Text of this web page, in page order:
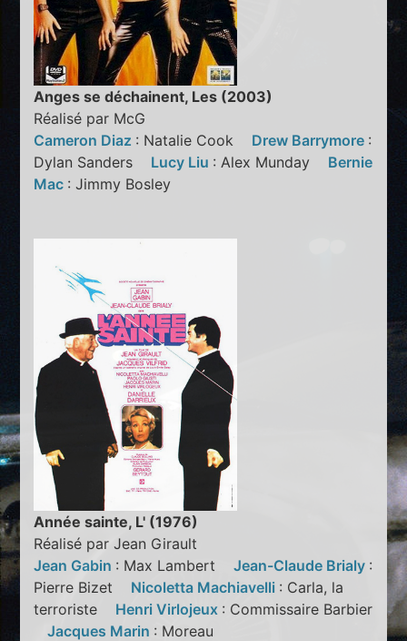
Anges se déchainent, Les (2003)
Réalisé par McG
Cameron Diaz : Natalie Cook Drew Barrymore :
Dylan Sanders Lucy Liu : Alex Munday Bernie
Mac : Jimmy Bosley
Année sainte, L' (1976)
Réalisé par Jean Girault
Jean Gabin : Max LambertJean-Claude Brialy :
Pierre Bizet Nicoletta Machiavelli : Carla, la
terroriste Henri Virlojeux : Commissaire Barbier
Jacques Marin : Moreau